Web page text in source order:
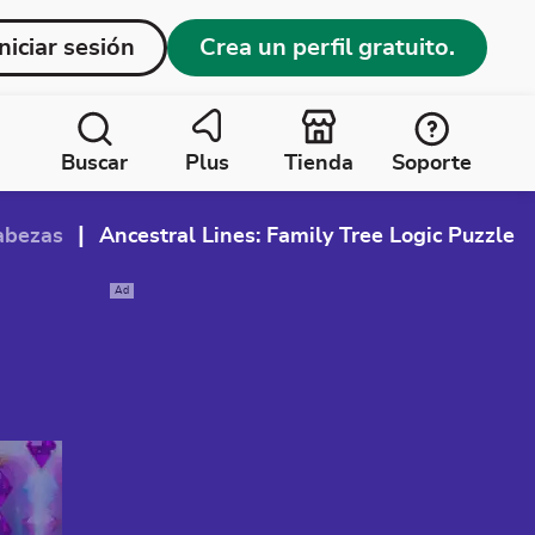
sesión Crea un perfil gratuito.
Buscar Plus Tienda Soporte
Ancestral Lines: Family Tree Logic Puzzle
Ad